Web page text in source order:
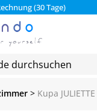
(30 Tage)
> Kupa